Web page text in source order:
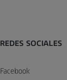
REDES SOCIALES
Facebook